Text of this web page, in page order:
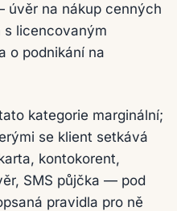
na nákup cenných
licencovaným
o podnikání na
kategorie marginální;
se klient setkává
kontokorent,
SMS půjčka — pod
pravidla pro ně